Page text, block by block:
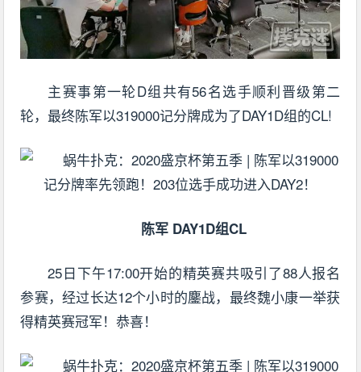
主赛事第一轮D组共有56名选手顺利晋级第二
轮，最终陈军以319000记分牌成为了DAY1D组的CL!
陈军 DAY1D组CL
25日下午17:00开始的精英赛共吸引了88人报名
参赛，经过长达12个小时的鏖战，最终魏小康一举获
得精英赛冠军！恭喜！